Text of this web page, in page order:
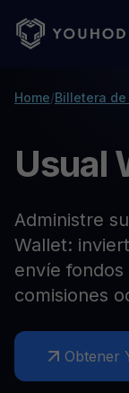
Home/Billetera de
Usual
Administre
Wallet:
envíe
comisiones
Obtener